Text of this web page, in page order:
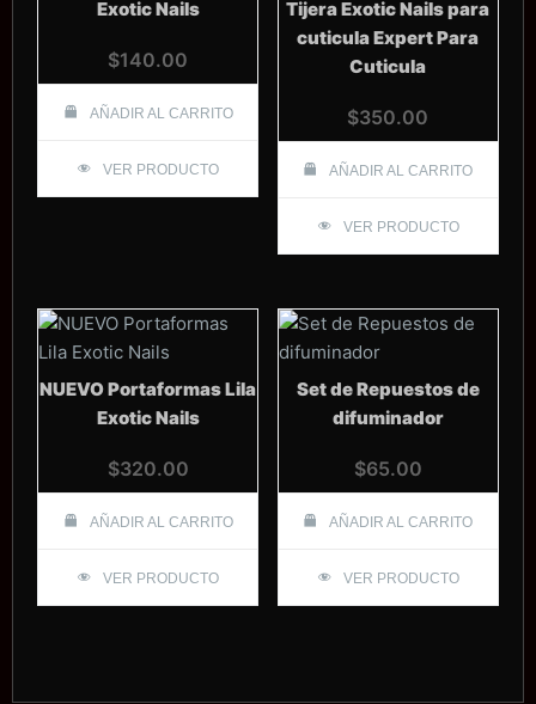
Exotic Nails
$140.00
AÑADIR AL CARRITO
VER PRODUCTO
Tijera Exotic Nails para
cuticula Expert Para
Cuticula
$350.00
AÑADIR AL CARRITO
VER PRODUCTO
NUEVO Portaformas Lila
Exotic Nails
$320.00
AÑADIR AL CARRITO
VER PRODUCTO
Set de Repuestos de
difuminador
$65.00
AÑADIR AL CARRITO
VER PRODUCTO